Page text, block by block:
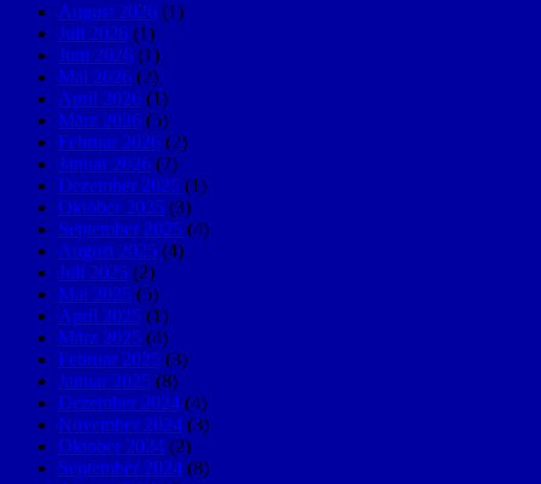
August 2026 (1)
Juli 2026 (1)
Juni 2026 (1)
Mai 2026 (2)
April 2026 (1)
März 2026 (5)
Februar 2026 (2)
Januar 2026 (7)
Dezember 2025 (1)
Oktober 2025 (3)
September 2025 (4)
August 2025 (4)
Juli 2025 (2)
Mai 2025 (5)
April 2025 (1)
März 2025 (4)
Februar 2025 (3)
Januar 2025 (8)
Dezember 2024 (4)
November 2024 (3)
Oktober 2024 (2)
September 2024 (8)